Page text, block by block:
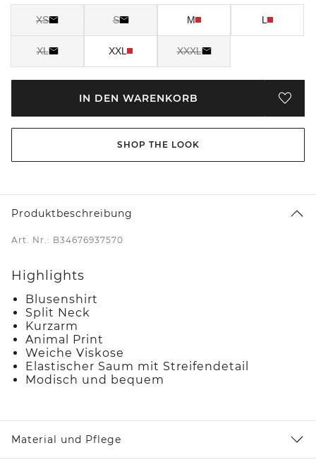
XS S M L
XL XXL XXXL
IN DEN WARENKORB
SHOP THE LOOK
Produktbeschreibung
Art. Nr.: B34676937570
Highlights
Blusenshirt
Split Neck
Kurzarm
Animal Print
Weiche Viskose
Elastischer Saum mit Streifendetail
Modisch und bequem
Material und Pflege